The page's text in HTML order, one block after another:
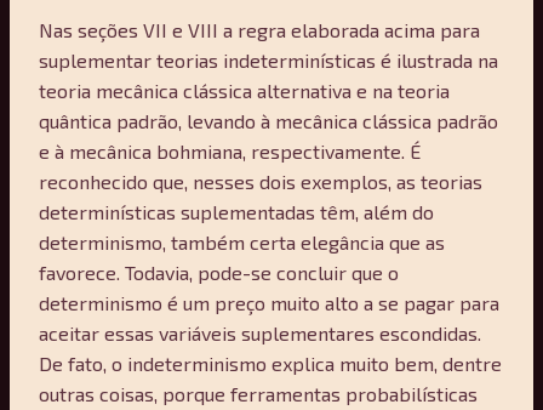
Nas seções VII e VIII a regra elaborada acima para
suplementar teorias indeterminísticas é ilustrada na
teoria mecânica clássica alternativa e na teoria
quântica padrão, levando à mecânica clássica padrão
e à mecânica bohmiana, respectivamente. É
reconhecido que, nesses dois exemplos, as teorias
determinísticas suplementadas têm, além do
determinismo, também certa elegância que as
favorece. Todavia, pode-se concluir que o
determinismo é um preço muito alto a se pagar para
aceitar essas variáveis suplementares escondidas.
De fato, o indeterminismo explica muito bem, dentre
outras coisas, porque ferramentas probabilísticas